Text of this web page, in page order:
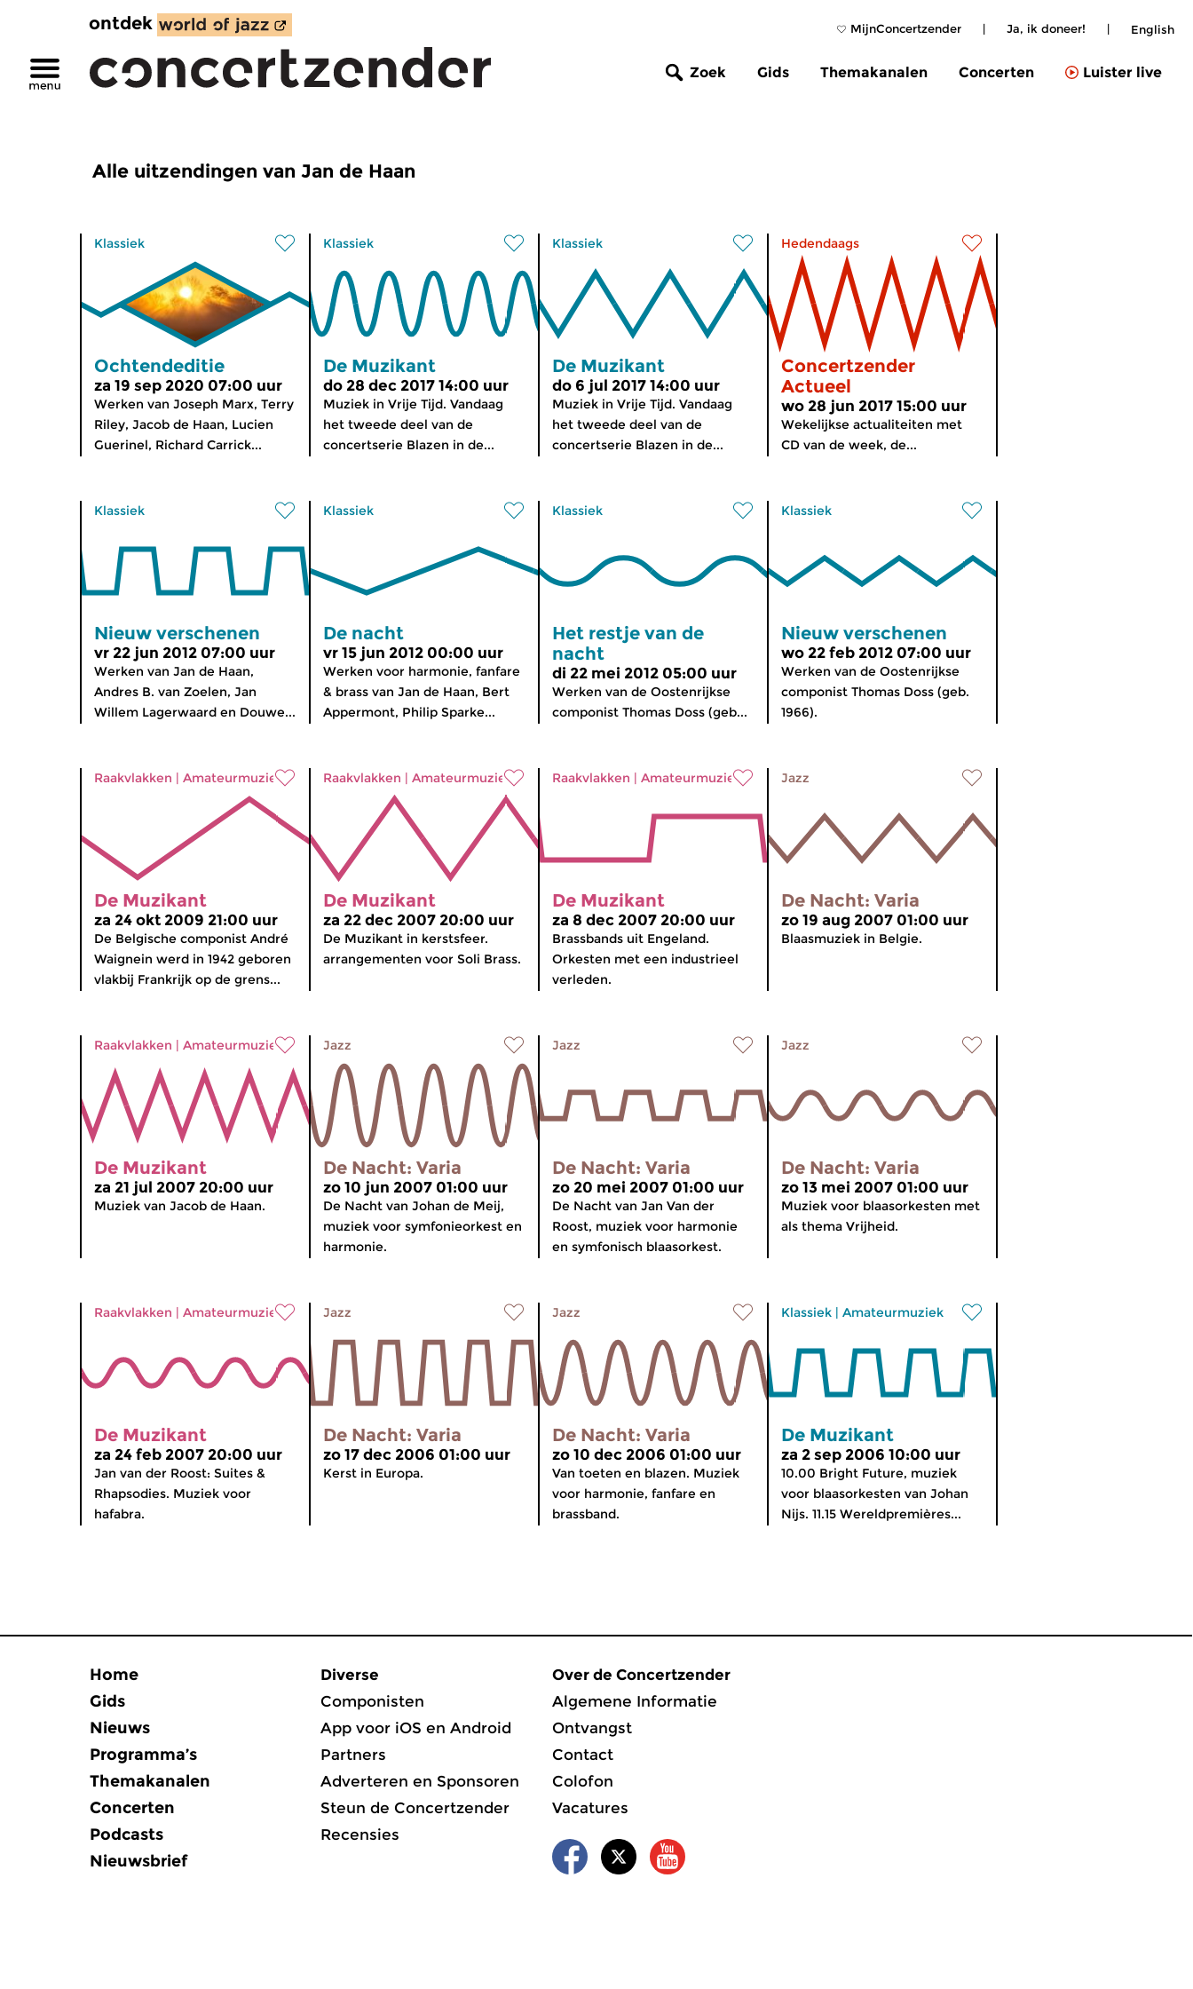
MijnConcertzender | Ja, ik doneer! | English
ontdek
Zoek Gids Themakanalen Concerten Luister live
Alle uitzendingen van Jan de Haan
Klassiek
Ochtendeditie
za 19 sep 2020 07:00 uur
Werken van Joseph Marx, Terry
Riley, Jacob de Haan, Lucien
Guerinel, Richard Carrick...
Klassiek
De Muzikant
do 28 dec 2017 14:00 uur
Muziek in Vrije Tijd. Vandaag
het tweede deel van de
concertserie Blazen in de...
Klassiek
De Muzikant
do 6 jul 2017 14:00 uur
Muziek in Vrije Tijd. Vandaag
het tweede deel van de
concertserie Blazen in de...
Hedendaags
Concertzender
Actueel
wo 28 jun 2017 15:00 uur
Wekelijkse actualiteiten met
CD van de week, de...
Klassiek
Nieuw verschenen
vr 22 jun 2012 07:00 uur
Werken van Jan de Haan,
Andres B. van Zoelen, Jan
Willem Lagerwaard en Douwe...
Klassiek
De nacht
vr 15 jun 2012 00:00 uur
Werken voor harmonie, fanfare
& brass van Jan de Haan, Bert
Appermont, Philip Sparke...
Klassiek
Het restje van de
nacht
di 22 mei 2012 05:00 uur
Werken van de Oostenrijkse
componist Thomas Doss (geb...
Klassiek
Nieuw verschenen
wo 22 feb 2012 07:00 uur
Werken van de Oostenrijkse
componist Thomas Doss (geb.
1966).
Raakvlakken | Amateurmuziek
De Muzikant
za 24 okt 2009 21:00 uur
De Belgische componist André
Waignein werd in 1942 geboren
vlakbij Frankrijk op de grens...
Raakvlakken | Amateurmuziek
De Muzikant
za 22 dec 2007 20:00 uur
De Muzikant in kerstsfeer.
arrangementen voor Soli Brass.
Raakvlakken | Amateurmuziek
De Muzikant
za 8 dec 2007 20:00 uur
Brassbands uit Engeland.
Orkesten met een industrieel
verleden.
Jazz
De Nacht: Varia
zo 19 aug 2007 01:00 uur
Blaasmuziek in Belgie.
Raakvlakken | Amateurmuziek
De Muzikant
za 21 jul 2007 20:00 uur
Muziek van Jacob de Haan.
Jazz
De Nacht: Varia
zo 10 jun 2007 01:00 uur
De Nacht van Johan de Meij,
muziek voor symfonieorkest en
harmonie.
Jazz
De Nacht: Varia
zo 20 mei 2007 01:00 uur
De Nacht van Jan Van der
Roost, muziek voor harmonie
en symfonisch blaasorkest.
Jazz
De Nacht: Varia
zo 13 mei 2007 01:00 uur
Muziek voor blaasorkesten met
als thema Vrijheid.
Raakvlakken | Amateurmuziek
De Muzikant
za 24 feb 2007 20:00 uur
Jan van der Roost: Suites &
Rhapsodies. Muziek voor
hafabra.
Jazz
De Nacht: Varia
zo 17 dec 2006 01:00 uur
Kerst in Europa.
Jazz
De Nacht: Varia
zo 10 dec 2006 01:00 uur
Van toeten en blazen. Muziek
voor harmonie, fanfare en
brassband.
Klassiek | Amateurmuziek
De Muzikant
za 2 sep 2006 10:00 uur
10.00 Bright Future, muziek
voor blaasorkesten van Johan
Nijs. 11.15 Wereldpremières...
Home
Gids
Nieuws
Programma’s
Themakanalen
Concerten
Podcasts
Nieuwsbrief
Diverse
Componisten
App voor iOS en Android
Partners
Adverteren en Sponsoren
Steun de Concertzender
Recensies
Over de Concertzender
Algemene Informatie
Ontvangst
Contact
Colofon
Vacatures